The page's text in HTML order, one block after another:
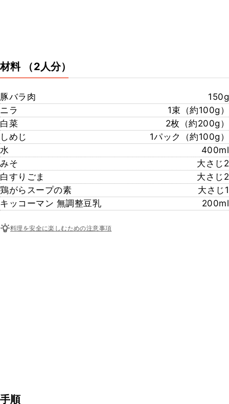
材料 （2人分）
豚バラ肉
150g
ニラ
1束（約100g）
白菜
2枚（約200g）
しめじ
1パック（約100g）
水
400ml
みそ
大さじ2
白すりごま
大さじ2
鶏がらスープの素
大さじ1
キッコーマン 無調整豆乳
200ml
料理を安全に楽しむための注意事項
手順